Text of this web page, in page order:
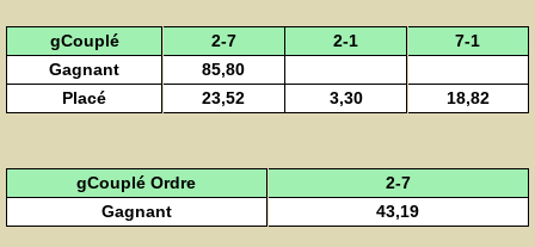
gCouplé 2-7 2-1
7-1
Gagnant
85,80
Placé
23,52 3,30 18,82
gCouplé Ordre
2-7
Gagnant
43,19